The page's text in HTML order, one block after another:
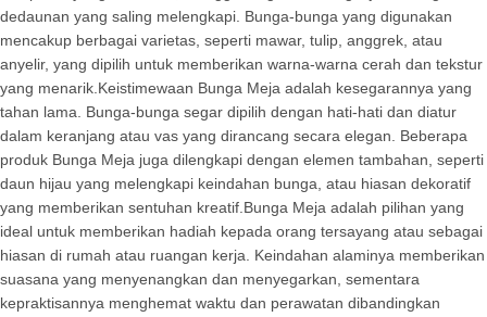
dedaunan yang saling melengkapi. Bunga-bunga yang digunakan
mencakup berbagai varietas, seperti mawar, tulip, anggrek, atau
anyelir, yang dipilih untuk memberikan warna-warna cerah dan tekstur
yang menarik.Keistimewaan Bunga Meja adalah kesegarannya yang
tahan lama. Bunga-bunga segar dipilih dengan hati-hati dan diatur
dalam keranjang atau vas yang dirancang secara elegan. Beberapa
produk Bunga Meja juga dilengkapi dengan elemen tambahan, seperti
daun hijau yang melengkapi keindahan bunga, atau hiasan dekoratif
yang memberikan sentuhan kreatif.Bunga Meja adalah pilihan yang
ideal untuk memberikan hadiah kepada orang tersayang atau sebagai
hiasan di rumah atau ruangan kerja. Keindahan alaminya memberikan
suasana yang menyenangkan dan menyegarkan, sementara
kepraktisannya menghemat waktu dan perawatan dibandingkan